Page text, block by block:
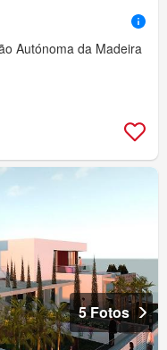
Autónoma da Madeira
5 Fotos